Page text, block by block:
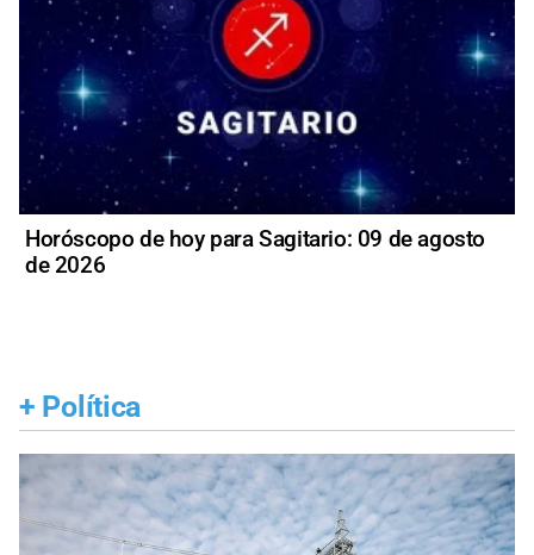
Horóscopo de hoy para Sagitario: 09 de agosto
de 2026
+ Política